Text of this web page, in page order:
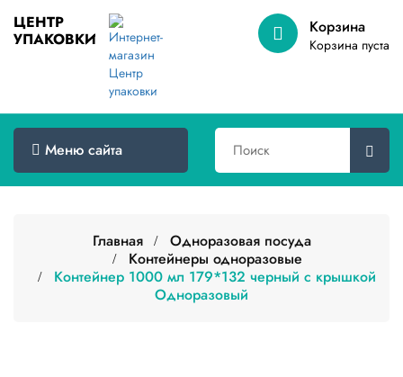
ЦЕНТР
УПАКОВКИ
Корзина
Корзина пуста
Меню сайта
Меню
Товары
оптом
СертификатыГлавная
Одноразовая посуда
Контейнеры одноразовые
Контейнер 1000 мл 179*132 черный с крышкой
Одноразовый